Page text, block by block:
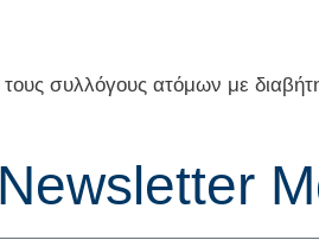
συλλόγους ατόμων με
Newsletter